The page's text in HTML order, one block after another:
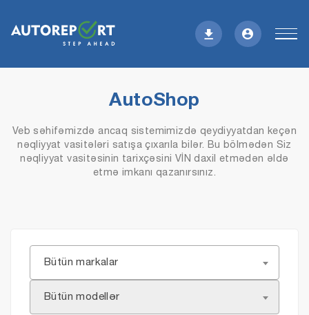
AutoShop
Veb səhifəmizdə ancaq sistemimizdə qeydiyyatdan keçən
nəqliyyat vasitələri satışa çıxarıla bilər. Bu bölmədən Siz
nəqliyyat vasitəsinin tarixçəsini VİN daxil etmədən əldə
etmə imkanı qazanırsınız.
Bütün markalar
Bütün modellər